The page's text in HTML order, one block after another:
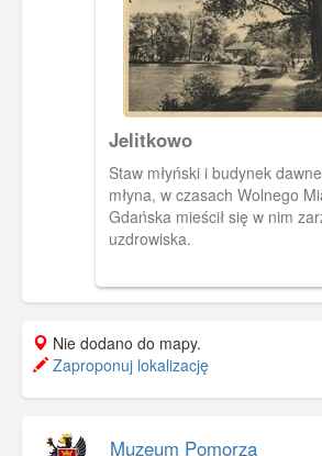
Jelitkowo
Staw młyński i budynek
młyna, w czasach Wolnego
Gdańska mieścił się w nim
uzdrowiska.
Nie dodano do mapy.
Zaproponuj lokalizację
Muzeum Pomorza